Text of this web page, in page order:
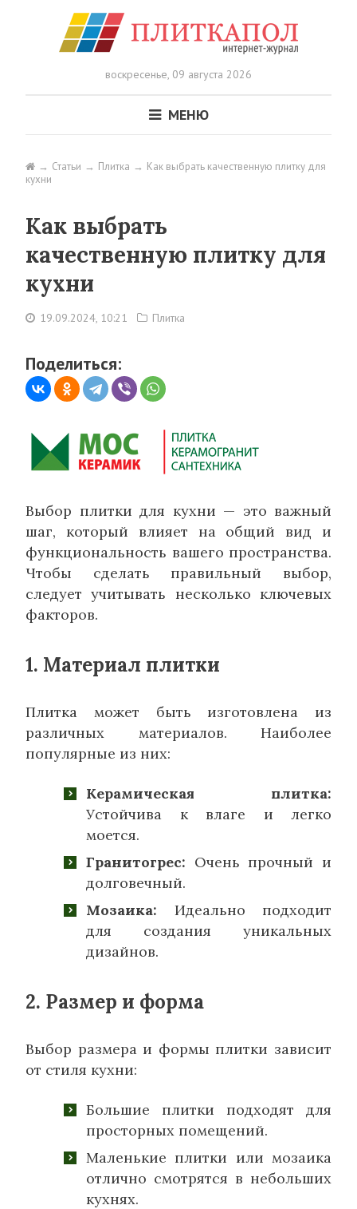
воскресенье, 09 августа 2026
МЕНЮ
Статьи Плитка
Как выбрать качественную плитку для
кухни
Как выбрать
качественную плитку для
кухни
19.09.2024, 10:21 Плитка
Поделиться:
Выбор плитки для кухни — это важный
шаг, который влияет на общий вид и
функциональность вашего пространства.
Чтобы сделать правильный выбор,
следует учитывать несколько ключевых
факторов.
1. Материал плитки
Плитка может быть изготовлена из
различных материалов. Наиболее
популярные из них:
Керамическая плитка:
Устойчива к влаге и легко
моется.
Гранитогрес: Очень прочный и
долговечный.
Мозаика: Идеально подходит
для создания уникальных
дизайнов.
2. Размер и форма
Выбор размера и формы плитки зависит
от стиля кухни:
Большие плитки подходят для
просторных помещений.
Маленькие плитки или мозаика
отлично смотрятся в небольших
кухнях.